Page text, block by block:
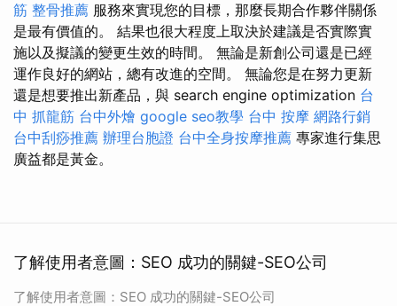
筋 整骨推薦 服務來實現您的目標，那麼長期合作夥伴關係
是最有價值的。 結果也很大程度上取決於建議是否實際實
施以及擬議的變更生效的時間。 無論是新創公司還是已經
運作良好的網站，總有改進的空間。 無論您是在努力更新
還是想要推出新產品，與 search engine optimization 台
中 抓龍筋 台中外燴 google seo教學 台中 按摩 網路行銷
台中刮痧推薦 辦理台胞證 台中全身按摩推薦 專家進行集思
廣益都是黃金。
了解使用者意圖：SEO 成功的關鍵-SEO公司
了解使用者意圖：SEO 成功的關鍵-SEO公司